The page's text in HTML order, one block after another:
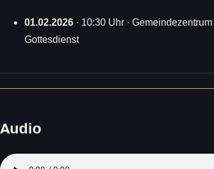
01.02.2026 · 10:30 Uhr · Gemeindezentrum
Gottesdienst
Audio